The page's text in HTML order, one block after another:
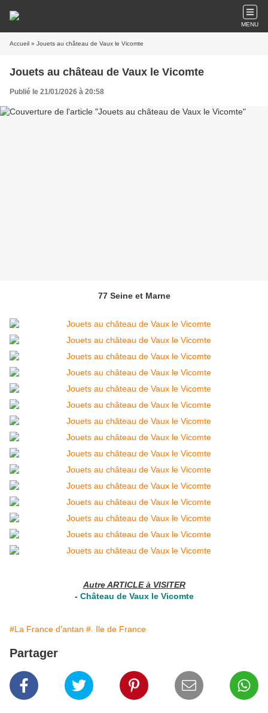
MENU
Accueil » Jouets au château de Vaux le Vicomte
Jouets au château de Vaux le Vicomte
Publié le 21/01/2026 à 20:58
77 Seine et Marne
Autre ARTICLE à VISITER
- Château de Vaux le Vicomte
#La France d'antan #. Ile de France
Partager